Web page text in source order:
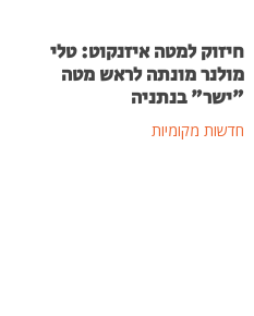
חיזוק למטה איזנקוט: טלי
מולנר מונתה לראש מטה
"ישר" בנתניה
חדשות מקומיות